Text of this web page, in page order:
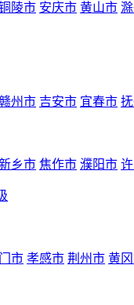
陵市 安庆市 黄山市
州市 吉安市 宜春市
乡市 焦作市 濮阳市
市 孝感市 荆州市 黄